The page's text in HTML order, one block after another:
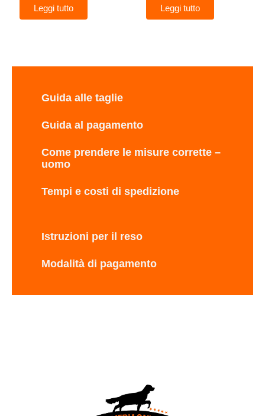
Leggi tutto Leggi tutto
Guida alle taglie
Guida al pagamento
Come prendere le misure corrette –
uomo
Tempi e costi di spedizione
Istruzioni per il reso
Modalità di pagamento